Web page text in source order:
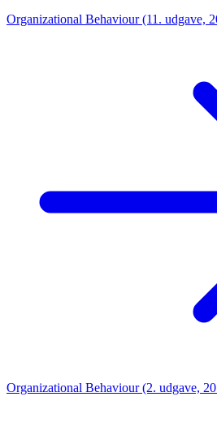
Organizational Behaviour (11. udgave,
Organizational Behaviour (2. udgave,